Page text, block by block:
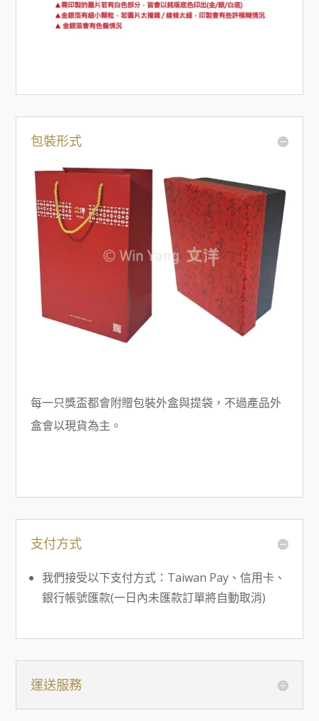
包裝形式
每一只獎盃都會附贈包裝外盒與提袋，不過產品外
盒會以現貨為主。
支付方式
我們接受以下支付方式：Taiwan Pay、信用卡、
銀行帳號匯款(一日內未匯款訂單將自動取消)
運送服務